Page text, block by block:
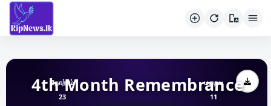
4th Month Remembrance
தோற்றம்
23
மறைவு
11